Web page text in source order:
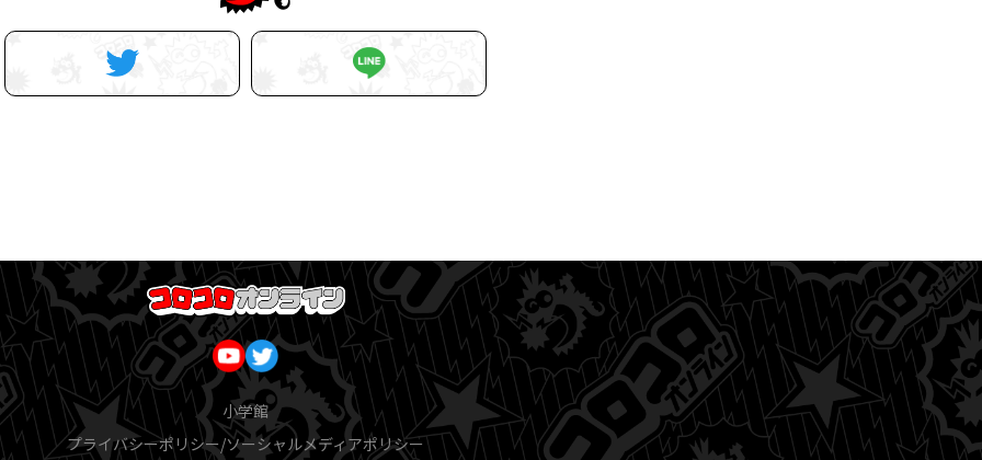
小学館
プライバシーポリシー/ソーシャルメディアポリシー